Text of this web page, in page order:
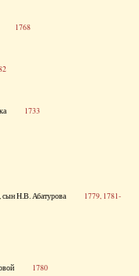
1768
1733
сын Н.В. Абатурова 1779, 1781-
1780